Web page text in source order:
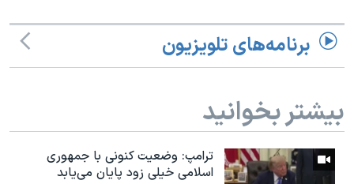
برنامه‌های تلویزیون
بیشتر بخوانید
ترامپ: وضعیت کنونی با جمهوری
اسلامی خیلی زود پایان می‌یابد